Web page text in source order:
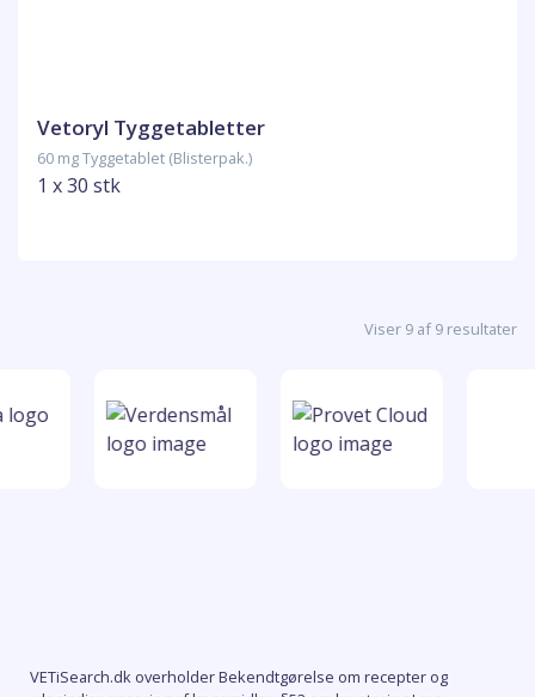
Vetoryl Tyggetabletter
60 mg Tyggetablet (Blisterpak.)
1 x 30 stk
Viser 9 af 9 resultater
VETiSearch.dk overholder Bekendtgørelse om recepter og